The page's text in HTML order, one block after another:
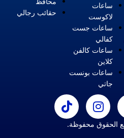
حقائب رجالي
ساعات
لاكوست
ساعات جست
كفالي
ساعات كالفن
كلاين
ساعات بونست
جاتي